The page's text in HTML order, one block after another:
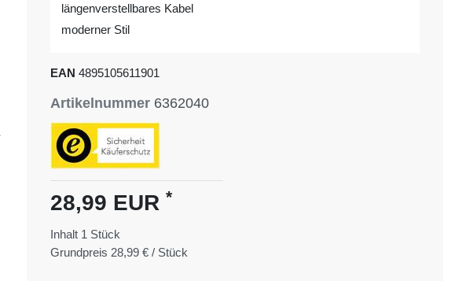
längenverstellbares Kabel
moderner Stil
EAN 4895105611901
Artikelnummer 6362040
28,99 EUR *
Inhalt 1 Stück
Grundpreis 28,99 € / Stück